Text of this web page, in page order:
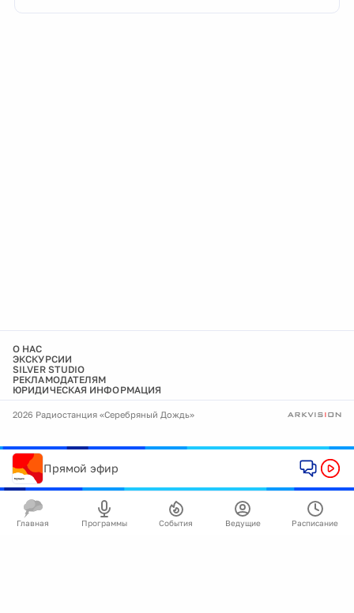
О НАС
ЭКСКУРСИИ
SILVER STUDIO
РЕКЛАМОДАТЕЛЯМ
ЮРИДИЧЕСКАЯ ИНФОРМАЦИЯ
2026 Радиостанция «Серебряный Дождь»
Прямой эфир
Главная Программы События Ведущие Расписание